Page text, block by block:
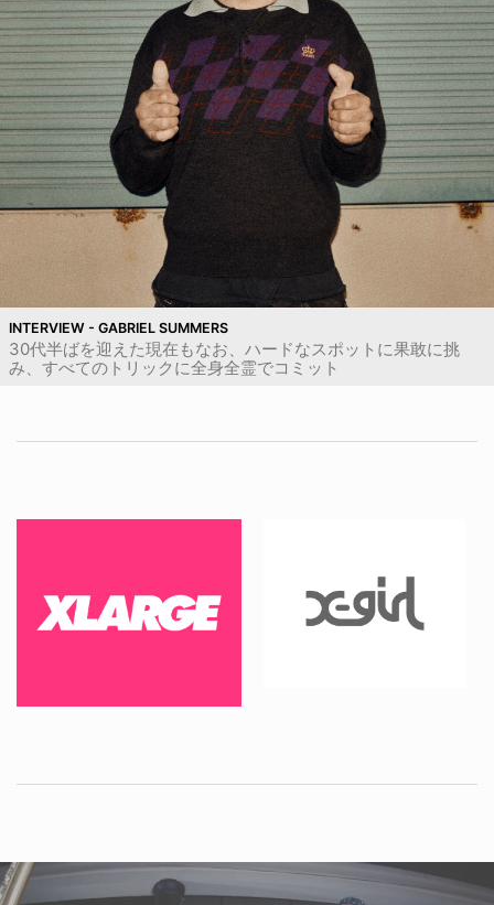
INTERVIEW - GABRIEL SUMMERS
30代半ばを迎えた現在もなお、ハードなスポットに果敢に挑
み、すべてのトリックに全身全霊でコミット